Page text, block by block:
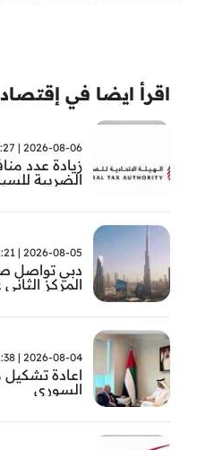
اقرأ ايضا في إقتصاد
2026-08-06 | 12:27
زيادة عدد
الضريبة للسياح
2026-08-05 | 12:21
دبي تواصل
المركز
2026-08-04 | 12:38
اعادة تشكيل
السوري